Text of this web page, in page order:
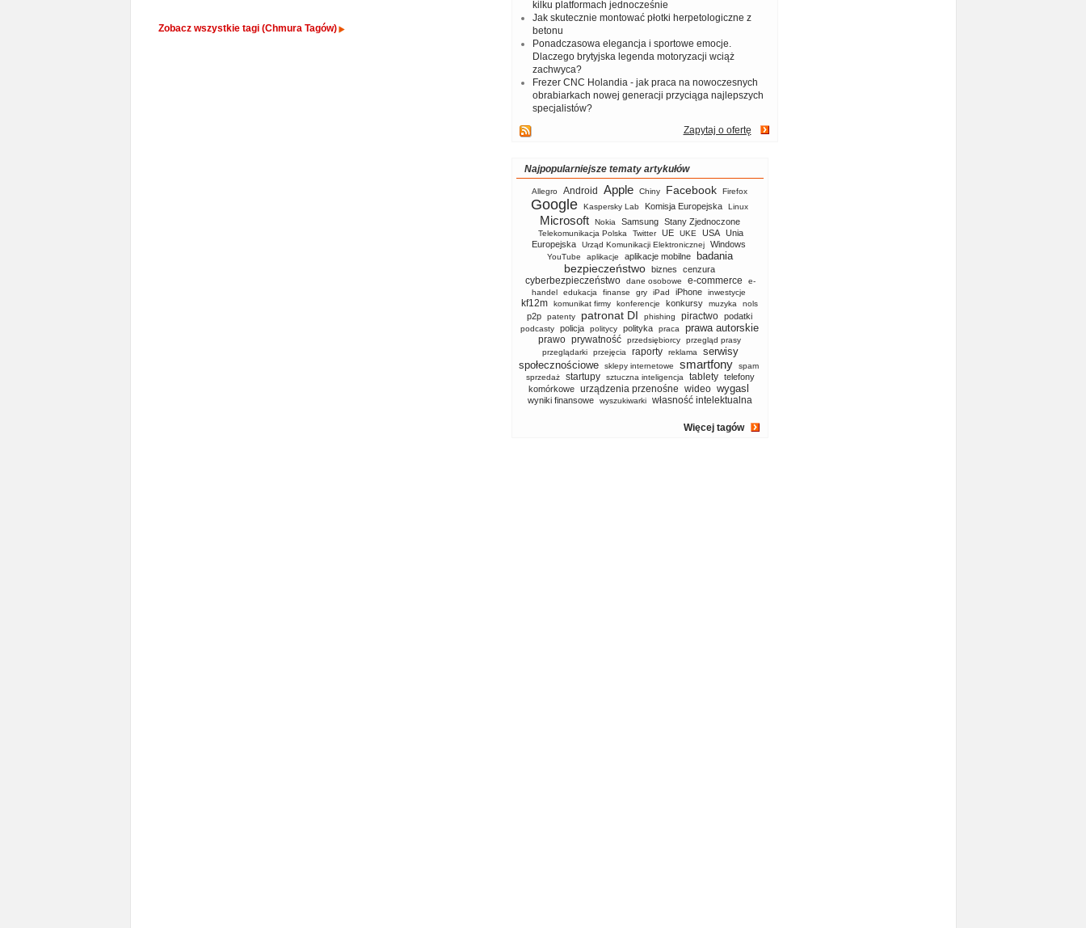
Zobacz wszystkie tagi (Chmura Tagów)
kilku platformach jednocześnie
Jak skutecznie montować płotki herpetologiczne z
betonu
Ponadczasowa elegancja i sportowe emocje.
Dlaczego brytyjska legenda motoryzacji wciąż
zachwyca?
Frezer CNC Holandia - jak praca na nowoczesnych
obrabiarkach nowej generacji przyciąga najlepszych
specjalistów?
Zapytaj o ofertę
Najpopularniejsze tematy artykułów
Allegro Android Apple Chiny Facebook Firefox
Google Kaspersky Lab Komisja Europejska Linux
Microsoft Nokia Samsung Stany Zjednoczone
Telekomunikacja Polska Twitter UE UKE USA
Unia
Europejska
Urząd Komunikacji Elektronicznej Windows
YouTube aplikacje aplikacje mobilne badania
bezpieczeństwo biznes cenzura
cyberbezpieczeństwo dane osobowe e-commerce
e-
handel
edukacja finanse gry iPad iPhone inwestycje
kf12m komunikat firmy konferencje konkursy muzyka nols
p2p patenty patronat DI phishing piractwo podatki
podcasty policja politycy polityka praca prawa autorskie
prawo prywatność przedsiębiorcy
przegląd prasy
przeglądarki
przejęcia raporty reklama
serwisy
społecznościowe
sklepy internetowe smartfony
spam
sprzedaż
startupy sztuczna inteligencja tablety telefony
komórkowe urządzenia przenośne wideo wygasl
wyniki finansowe wyszukiwarki własność intelektualna
Więcej tagów